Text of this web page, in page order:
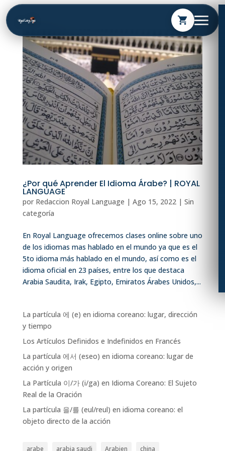
shopping_cart
¿Por qué Aprender El Idioma Árabe? | ROYAL
LANGUAGE
por Redaccion Royal Language | Ago 15, 2022| Sin
categoría
En Royal Language ofrecemos clases online sobre uno
de los idiomas mas hablado en el mundo ya que es el
5to idioma más hablado en el mundo, así como es el
idioma oficial en 23 países, entre los que destaca
Arabia Saudita, Irak, Egipto, Emiratos Árabes Unidos,...
La partícula 에 (e) en idioma coreano: lugar, dirección
y tiempo
Los Artículos Definidos e Indefinidos en Francés
La partícula 에서 (eseo) en idioma coreano: lugar de
acción y origen
La Partícula 이/가 (i/ga) en Idioma Coreano: El Sujeto
Real de la Oración
La partícula 을/를 (eul/reul) en idioma coreano: el
objeto directo de la acción
arabe arabia saudi Arabien china